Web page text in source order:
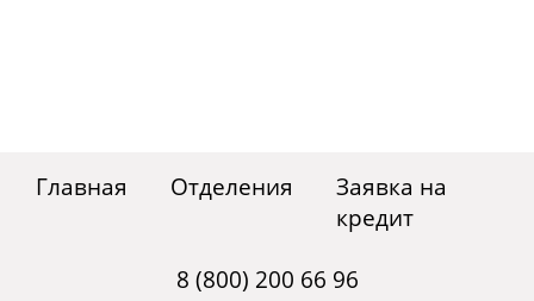
Главная Отделения
Заявка на
кредит
8 (800) 200 66 96